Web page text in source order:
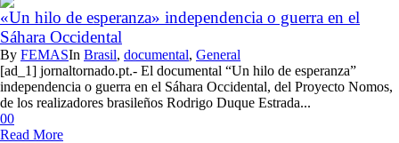
«Un hilo de esperanza» independencia o guerra en el
Sáhara Occidental
By FEMASIn Brasil, documental, General
[ad_1] jornaltornado.pt.- El documental “Un hilo de esperanza”
independencia o guerra en el Sáhara Occidental, del Proyecto Nomos,
de los realizadores brasileños Rodrigo Duque Estrada...
00
Read More